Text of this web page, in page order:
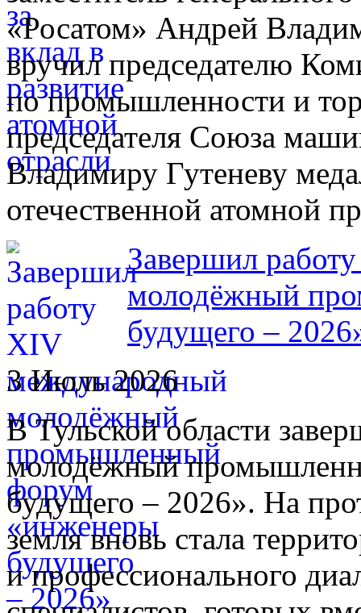
«Росатом» Андрей
вручил председателю
по промышленности и
председателя Союза
Владимиру Гутеневу
отечественной атомной
Завершил
молодёжный
будущего –
3 Июль 2026
В Тульской области
молодёжный
будущего – 2026». На
земля вновь стала
и профессионального